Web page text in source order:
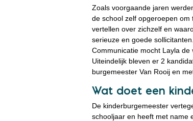
Zoals voorgaande jaren
de school zelf opgeroepen
vertellen over zichzelf en
serieuze en goede
Communicatie mocht Layla de
Uiteindelijk bleven er 2
burgemeester Van Rooij en
Wat doet een
De kinderburgemeester
schooljaar en heeft met name